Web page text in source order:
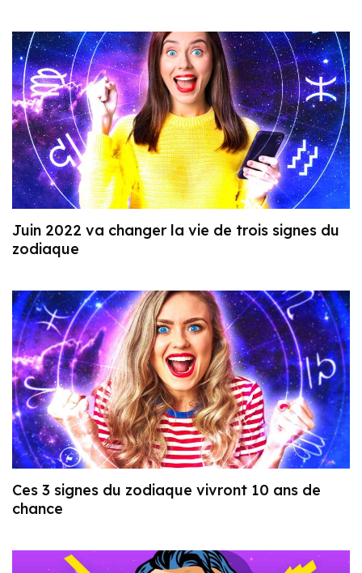
Juin 2022 va changer la vie de trois signes du
zodiaque
Ces 3 signes du zodiaque vivront 10 ans de
chance